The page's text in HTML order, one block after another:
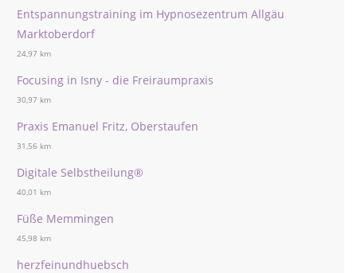
Entspannungstraining im Hypnosezentrum Allgäu
Marktoberdorf
24,97 km
Focusing in Isny - die Freiraumpraxis
30,97 km
Praxis Emanuel Fritz, Oberstaufen
31,56 km
Digitale Selbstheilung®
40,01 km
Füße Memmingen
45,98 km
herzfeinundhuebsch